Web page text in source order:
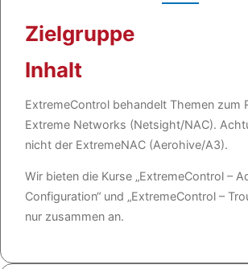
Zielgruppe
Inhalt
ExtremeControl behandelt Themen zum
Extreme Networks (Netsight/NAC).
nicht der ExtremeNAC (Aerohive/A3).
Wir bieten die Kurse „ExtremeControl –
Configuration“ und „ExtremeControl –
nur zusammen an.